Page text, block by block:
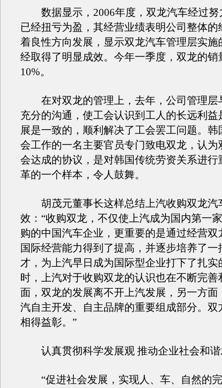
数据显示，2006年度，双龙汽车经过努
已经扭亏为盈，其经营业绩表明公司整体的
着良性方向发展，显示双龙汽车管理层实施
经取得了明显成效。今年一季度，双龙的销
10%。
在对双龙的管理上，去年，公司管理层
充分的沟通，使工会认识到工人的长远利益
展是一致的，顺利解决了工会罢工问题。韩
会工作的一名主要官员专门致电双龙，认为
会达成的协议，是对韩国传统劳资关系进行
革的一个样本，令人鼓舞。
胡茂元董事长这样总结上汽收购双龙汽
效：“收购双龙，不仅使上汽成为国内第一
购的中国汽车企业，更重要的是通过经营双
国际经营能力得到了提高，并逐步培养了一
才，为上汽早日成为国际型企业打下了扎实
时，上汽对于收购双龙的认识也在不断完善
面，双龙的发展离不开上汽发展，另一方面
汽自主开发、自主品牌的重要组成部分。双
相得益彰。”
认真贯彻科学发展观 推动企业社会和谐
“促进社会发展，实现人、车、自然的